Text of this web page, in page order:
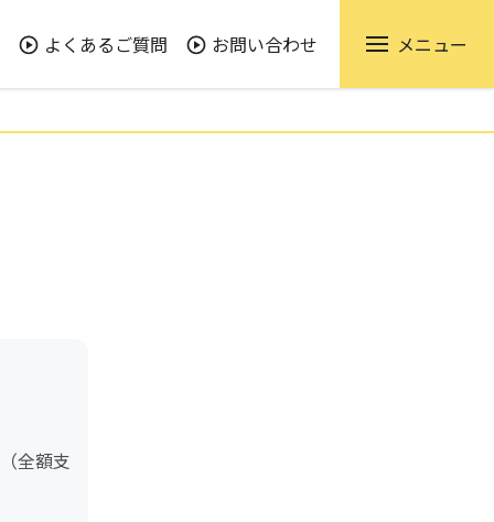
よくあるご質問 お問い合わせ メニュー
全額支